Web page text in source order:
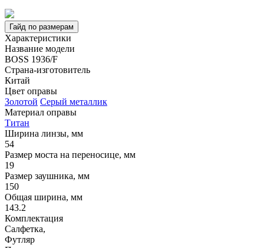
Гайд по размерам
Характеристики
Название модели
BOSS 1936/F
Страна-изготовитель
Китай
Цвет оправы
Золотой Серый металлик
Материал оправы
Титан
Ширина линзы, мм
54
Размер моста на переносице, мм
19
Размер заушника, мм
150
Общая ширина, мм
143.2
Комплектация
Салфетка,
Футляр